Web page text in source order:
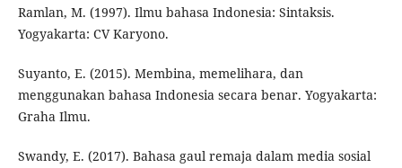
Ramlan, M. (1997). Ilmu bahasa Indonesia: Sintaksis.
Yogyakarta: CV Karyono.
Suyanto, E. (2015). Membina, memelihara, dan
menggunakan bahasa Indonesia secara benar. Yogyakarta:
Graha Ilmu.
Swandy, E. (2017). Bahasa gaul remaja dalam media sosial